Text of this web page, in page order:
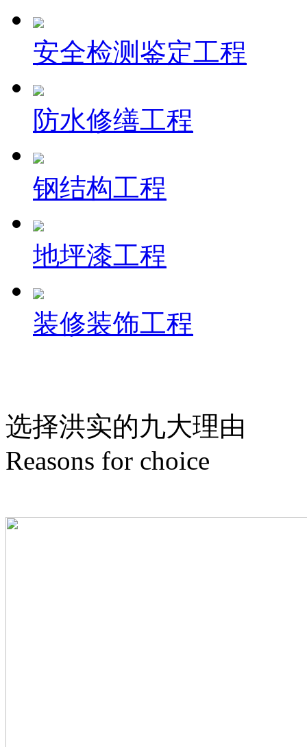
安全检测鉴定工程
防水修缮工程
钢结构工程
地坪漆工程
装修装饰工程
选择洪实的九大理由
Reasons for choice